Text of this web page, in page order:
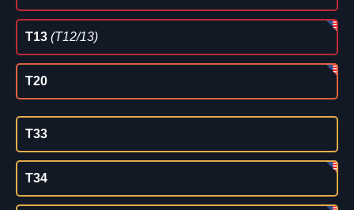
T13 (T12/13)
T20
T33
T34